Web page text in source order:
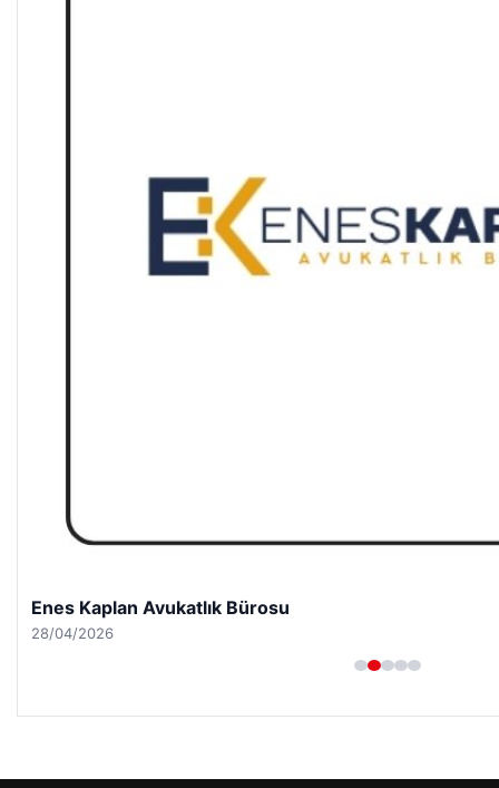
Enes Kaplan Avukatlık Bürosu
28/04/2026